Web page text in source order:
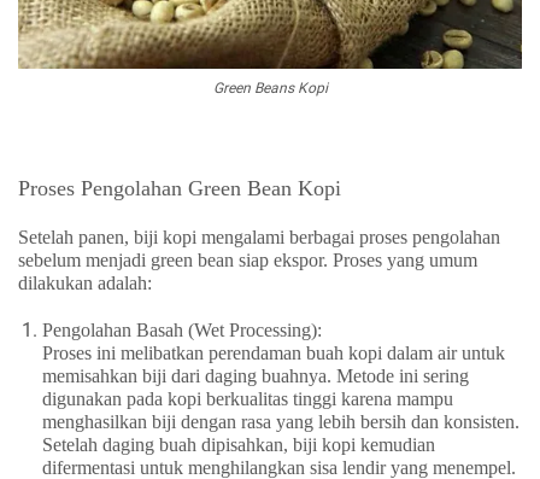
Green Beans Kopi
Proses Pengolahan Green Bean Kopi
Setelah panen, biji kopi mengalami berbagai proses pengolahan
sebelum menjadi green bean siap ekspor. Proses yang umum
dilakukan adalah:
Pengolahan Basah (Wet Processing):
Proses ini melibatkan perendaman buah kopi dalam air untuk
memisahkan biji dari daging buahnya. Metode ini sering
digunakan pada kopi berkualitas tinggi karena mampu
menghasilkan biji dengan rasa yang lebih bersih dan konsisten.
Setelah daging buah dipisahkan, biji kopi kemudian
difermentasi untuk menghilangkan sisa lendir yang menempel.